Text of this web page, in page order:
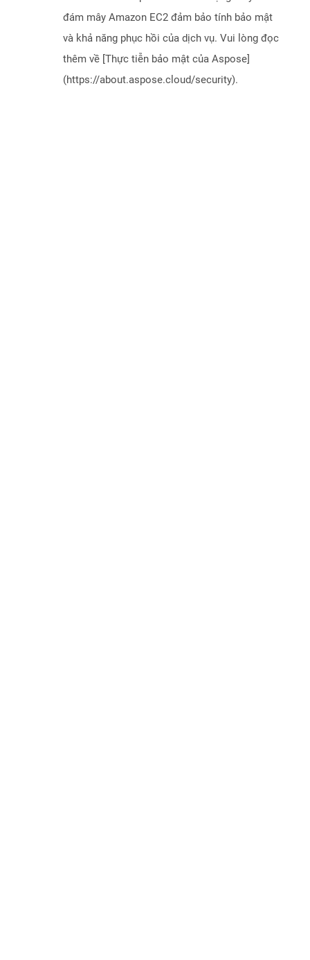
đám mây Amazon EC2 đảm bảo tính bảo mật
và khả năng phục hồi của dịch vụ. Vui lòng đọc
thêm về [Thực tiễn bảo mật của Aspose]
(https://about.aspose.cloud/security).